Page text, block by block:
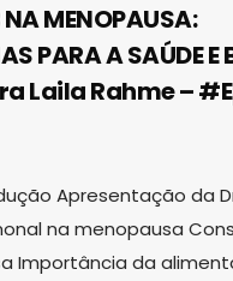
MENOPAUSA:
PARA A SAÚDE E
Laila Rahme –
Apresentação da
na menopausa
Importância da